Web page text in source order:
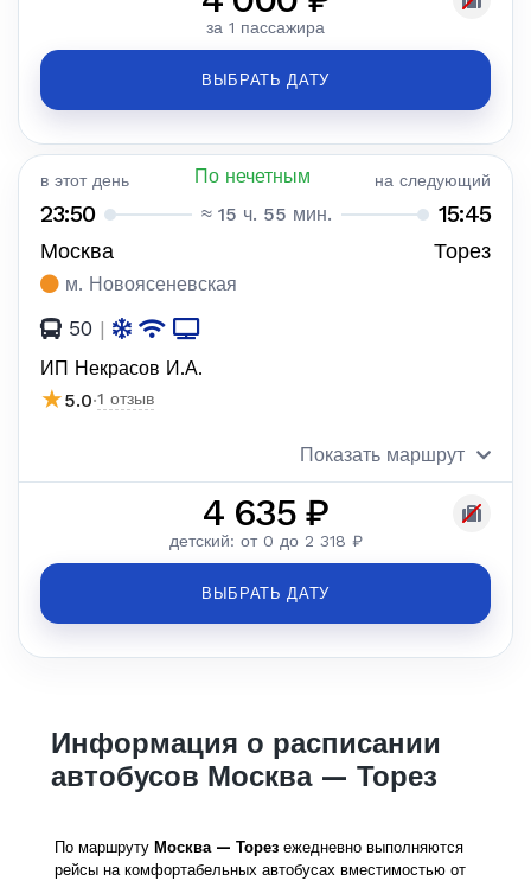
за 1 пассажира
ВЫБРАТЬ ДАТУ
в этот день По нечетным на следующий
23:50 ≈ 15 ч. 55 мин. 15:45
Москва Торез
м. Новоясеневская
50 |
ИП Некрасов И.А.
★5.0·1 отзыв
Показать маршрут
4 635 ₽
детский: от 0 до 2 318 ₽
ВЫБРАТЬ ДАТУ
Информация о расписании
автобусов Москва — Торез
По маршруту Москва — Торез ежедневно выполняются
рейсы на комфортабельных автобусах вместимостью от